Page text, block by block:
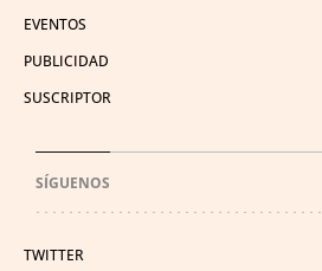
EVENTOS
PUBLICIDAD
SUSCRIPTOR
SÍGUENOS
TWITTER